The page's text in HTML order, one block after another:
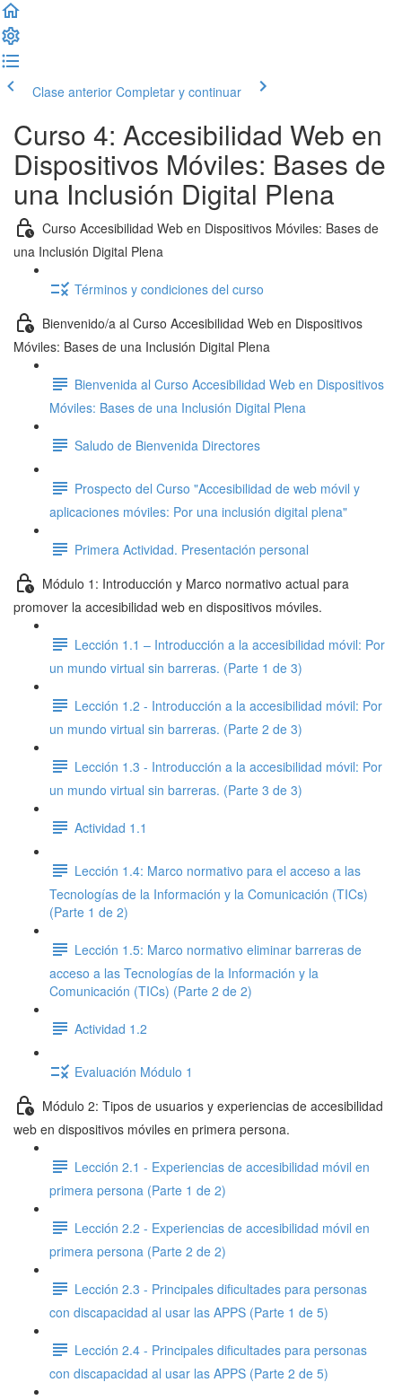
Clase anterior Completar y continuar
Curso 4: Accesibilidad Web en
Dispositivos Móviles: Bases de
una Inclusión Digital Plena
Curso Accesibilidad Web en Dispositivos Móviles: Bases de
una Inclusión Digital Plena
Términos y condiciones del curso
Bienvenido/a al Curso Accesibilidad Web en Dispositivos
Móviles: Bases de una Inclusión Digital Plena
Bienvenida al Curso Accesibilidad Web en Dispositivos
Móviles: Bases de una Inclusión Digital Plena
Saludo de Bienvenida Directores
Prospecto del Curso "Accesibilidad de web móvil y
aplicaciones móviles: Por una inclusión digital plena"
Primera Actividad. Presentación personal
Módulo 1: Introducción y Marco normativo actual para
promover la accesibilidad web en dispositivos móviles.
Lección 1.1 – Introducción a la accesibilidad móvil: Por
un mundo virtual sin barreras. (Parte 1 de 3)
Lección 1.2 - Introducción a la accesibilidad móvil: Por
un mundo virtual sin barreras. (Parte 2 de 3)
Lección 1.3 - Introducción a la accesibilidad móvil: Por
un mundo virtual sin barreras. (Parte 3 de 3)
Actividad 1.1
Lección 1.4: Marco normativo para el acceso a las
Tecnologías de la Información y la Comunicación (TICs)
(Parte 1 de 2)
Lección 1.5: Marco normativo eliminar barreras de
acceso a las Tecnologías de la Información y la
Comunicación (TICs) (Parte 2 de 2)
Actividad 1.2
Evaluación Módulo 1
Módulo 2: Tipos de usuarios y experiencias de accesibilidad
web en dispositivos móviles en primera persona.
Lección 2.1 - Experiencias de accesibilidad móvil en
primera persona (Parte 1 de 2)
Lección 2.2 - Experiencias de accesibilidad móvil en
primera persona (Parte 2 de 2)
Lección 2.3 - Principales dificultades para personas
con discapacidad al usar las APPS (Parte 1 de 5)
Lección 2.4 - Principales dificultades para personas
con discapacidad al usar las APPS (Parte 2 de 5)